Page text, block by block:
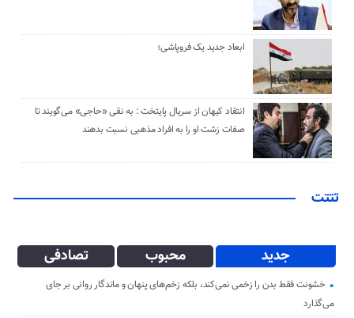
ابعاد جدید یک فروپاشی؛
انتقاد کیهان از سریال پایتخت : به نقی «حاجی» می‌گویند تا
صفات زشت او را به افراد مذهبی نسبت بدهند
تتتت
جدید محبوب تصادفی
خشونت فقط بدن را زخمی نمی‌کند، بلکه زخم‌های پنهان و ماندگار روانی بر جای
می‌گذارد